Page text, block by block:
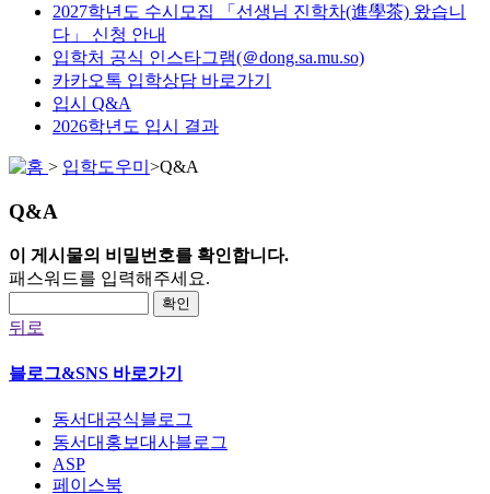
2027학년도 수시모집 「선생님 진학차(進學茶) 왔습니
다」 신청 안내
입학처 공식 인스타그램(＠dong.sa.mu.so)
카카오톡 입학상담 바로가기
입시 Q&A
2026학년도 입시 결과
> 입학도우미 >Q&A
Q&A
이 게시물의 비밀번호를 확인합니다.
패스워드를 입력해주세요.
확인
뒤로
블로그&SNS 바로가기
동서대공식블로그
동서대홍보대사블로그
ASP
페이스북